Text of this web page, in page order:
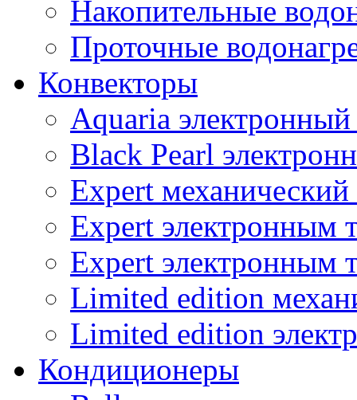
Накопительные
Проточные
Конвекторы
Aquaria
Black Pearl
Expert механический
Expert электронным
Expert электронным
Limited edition
Limited edition
Кондиционеры